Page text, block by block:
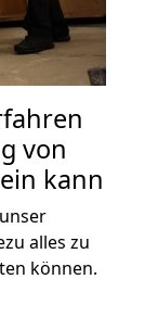
von
kann
alles zu
können.